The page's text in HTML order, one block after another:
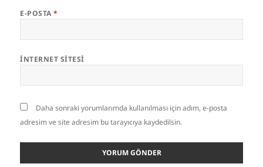
E-POSTA*
İNTERNET SITESI
Daha sonraki yorumlarımda kullanılması için adım, e-posta
adresim ve site adresim bu tarayıcıya kaydedilsin.